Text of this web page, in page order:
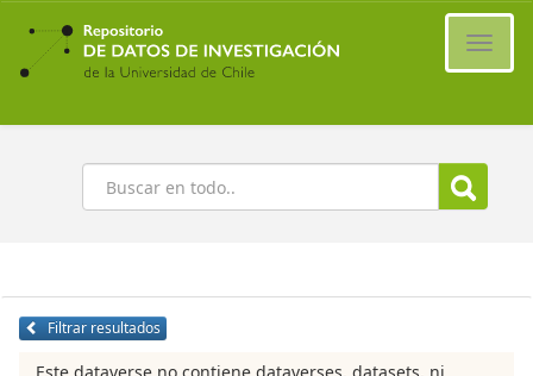
Ir
contenido
principal
Buscar
Filtrar resultados